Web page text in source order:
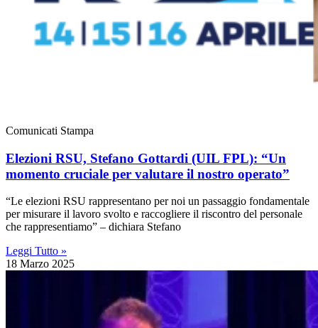
Comunicati Stampa
Elezioni RSU, Stefano Gottardi (UIL FPL): “Un
momento cruciale per valutare il nostro operato”
“Le elezioni RSU rappresentano per noi un passaggio fondamentale
per misurare il lavoro svolto e raccogliere il riscontro del personale
che rappresentiamo” – dichiara Stefano
Leggi Tutto »
18 Marzo 2025